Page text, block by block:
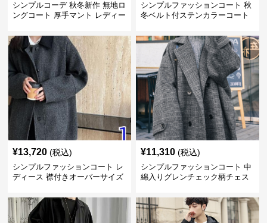
シンプルコーデ 秋冬新作 無地ロ
ングコート 厚手マント レディー
シンプルファッションコート 秋
冬ベルト付ステンカラーコート
¥13,720 (税込)
シンプルファッションコート レ
ディース 襟付きオーバーサイズ
¥11,310 (税込)
シンプルファッションコート 中
綿入りグレンチェック柄チェス